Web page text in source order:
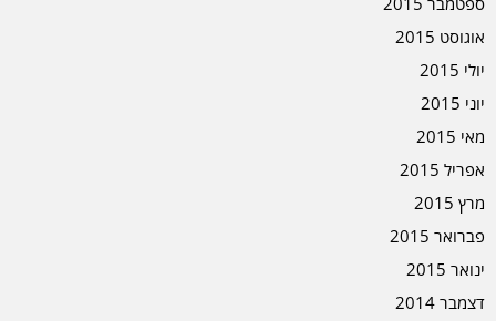
אוגוסט 2015
יולי 2015
יוני 2015
מאי 2015
אפריל 2015
מרץ 2015
פברואר 2015
ינואר 2015
דצמבר 2014